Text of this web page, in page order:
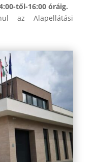
től-16:00 óráig.
az Alapellátási